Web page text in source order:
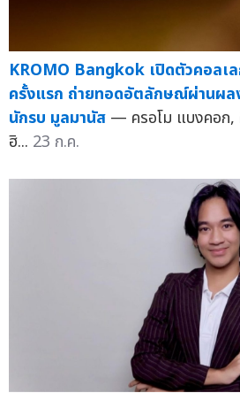
KROMO Bangkok เปิดตัวคอลเ
ครั้งแรก ถ่ายทอดอัตลักษณ์ผ่านผล
นักรบ มูลมานัส — ครอโม แบงคอก,
ฮิ... 23 ก.ค.